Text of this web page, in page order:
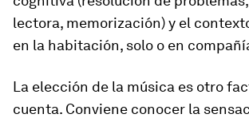
lectora, memorización) y el
en la habitación, solo o en
La elección de la música es otro
cuenta. Conviene conocer la